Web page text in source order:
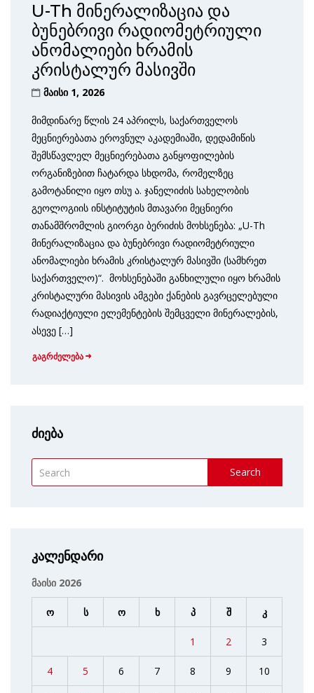
U-Th მინერალიზაცია და
ბუნებრივი რადიომეტრიული
ანომალიები ხრამის
კრისტალურ მასივში
მაისი 1, 2026
მიმდინარე წლის 24 აპრილს, საქართველოს
მეცნიერებათა ეროვნულ აკადემიაში, დედამიწის
შემსწავლელ მეცნიერებათა განყოფილების
ორგანიზებით ჩატარდა სხდომა, რომელზეც
გამოტანილი იყო თსუ ა. ჯანელიძის სახელობის
გეოლოგიის ინსტიტუტის მთავარი მეცნიერი
თანამშრომლის გიორგი ბერიძის მოხსენება: „U-Th
მინერალიზაცია და ბუნებრივი რადიომეტრიული
ანომალიები ხრამის კრისტალურ მასივში (სამხრეთ
საქართველო)“. მოხსენებაში განხილული იყო ხრამის
კრისტალური მასივის ამგები ქანების გავრცელებული
რადიაქტიული ელემენტების შემცველი მინერალების,
ასევე […]
გაგრძელება
ძიება
Search
კალენდარი
მაისი 2026
ო ს ო ხ პ შ კ
1 2 3
4 5 6 7 8 9 10